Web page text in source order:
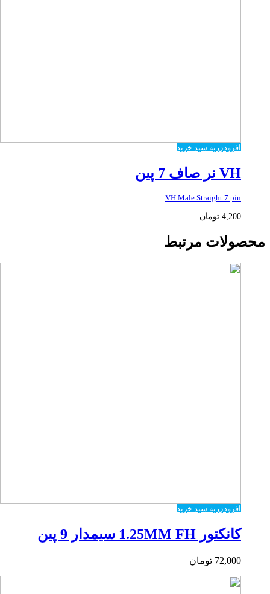
افزودن به سبد خرید
VH نر صاف 7 پین
VH Male Straight 7 pin
4,200 تومان
محصولات مرتبط
افزودن به سبد خرید
کانکتور 1.25MM FH سیمدار 9 پین
72,000 تومان